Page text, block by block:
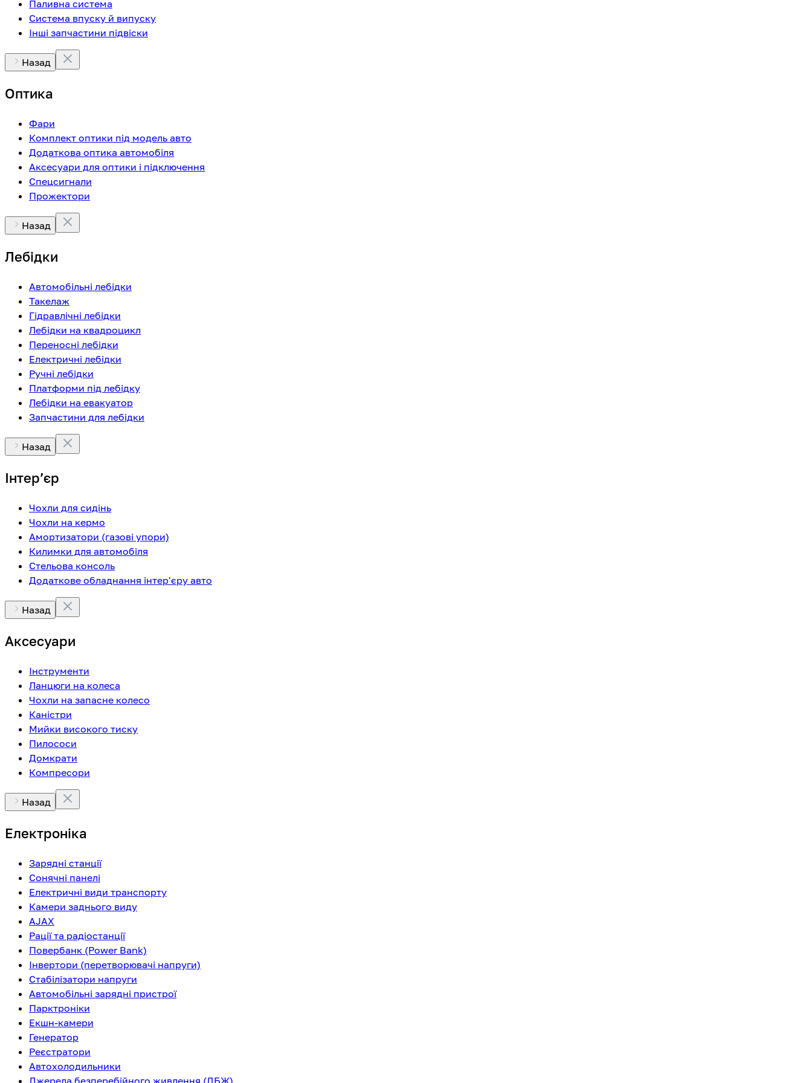
Паливна система
Система впуску й випуску
Інші запчастини підвіски
Назад
Оптика
Фари
Комплект оптики під модель авто
Додаткова оптика автомобіля
Аксесуари для оптики і підключення
Спецсигнали
Прожектори
Назад
Лебідки
Автомобільні лебідки
Такелаж
Гідравлічні лебідки
Лебідки на квадроцикл
Переносні лебідки
Електричні лебідки
Ручні лебідки
Платформи під лебідку
Лебідки на евакуатор
Запчастини для лебідки
Назад
Інтерʼєр
Чохли для сидінь
Чохли на кермо
Амортизатори (газові упори)
Килимки для автомобіля
Стельова консоль
Додаткове обладнання інтер'єру авто
Назад
Аксесуари
Інструменти
Ланцюги на колеса
Чохли на запасне колесо
Каністри
Мийки високого тиску
Пилососи
Домкрати
Компресори
Назад
Електроніка
Зарядні станції
Сонячні панелі
Електричні види транспорту
Камери заднього виду
AJAX
Рації та радіостанції
Повербанк (Power Bank)
Інвертори (перетворювачі напруги)
Стабілізатори напруги
Автомобільні зарядні пристрої
Парктроніки
Екшн-камери
Генератор
Реєстратори
Автохолодильники
Джерела безперебійного живлення (ДБЖ)